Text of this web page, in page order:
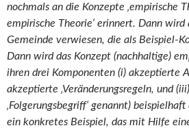
nochmals an die Konzepte ‚empirische
empirische Theorie‘ erinnert. Dann
Gemeinde verwiesen, die als Beispiel-
Dann wird das Konzept (nachhaltige)
ihren drei Komponenten (i) akzeptierte
akzeptierte ‚Veränderungsregeln, und
‚Folgerungsbegriff‘ genannt)
ein konkretes Beispiel, das mit Hilfe